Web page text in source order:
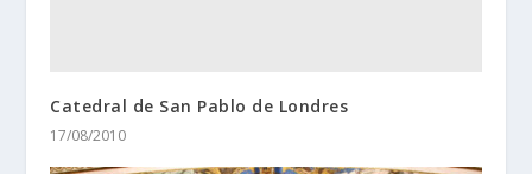
Catedral de San Pablo de Londres
17/08/2010